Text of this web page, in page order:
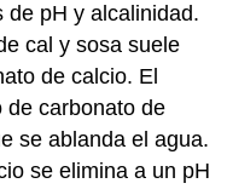
de pH y alcalinidad.
cal y sosa suele
de calcio. El
de carbonato de
se ablanda el agua.
se elimina a un pH